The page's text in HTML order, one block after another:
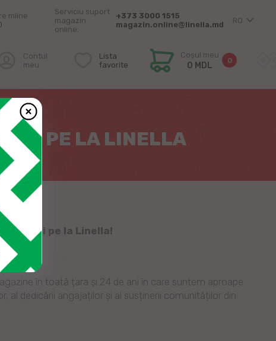
mîine
Serviciu suport
magazin
online:
+373 3000 1515
magazin.online@linella.md
RO
Contul
meu
Lista
favorite
Coșul meu
0 MDL 0
PE LA LINELLA
să treci pe la Linella!
în toată țara și 24 de ani în care suntem aproape
al dedicării angajaților și al susținerii comunităților din